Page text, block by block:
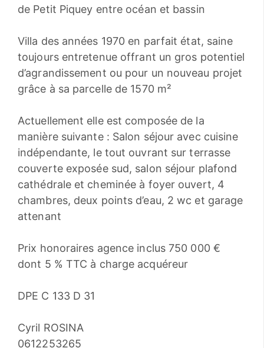
de Petit Piquey entre océan et bassin
Villa des années 1970 en parfait état, saine
toujours entretenue offrant un gros potentiel
d’agrandissement ou pour un nouveau projet
grâce à sa parcelle de 1570 m²
Actuellement elle est composée de la
manière suivante : Salon séjour avec cuisine
indépendante, le tout ouvrant sur terrasse
couverte exposée sud, salon séjour plafond
cathédrale et cheminée à foyer ouvert, 4
chambres, deux points d’eau, 2 wc et garage
attenant
Prix honoraires agence inclus 750 000 €
dont 5 % TTC à charge acquéreur
DPE C 133 D 31
Cyril ROSINA
0612253265